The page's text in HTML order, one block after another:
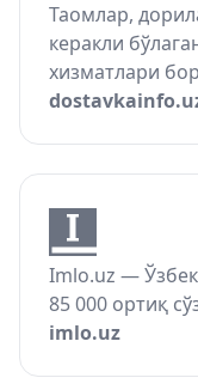
Таомлар,
керакли
хизматлари
Imlo.uz —
85 000 ортиқ
imlo.uz